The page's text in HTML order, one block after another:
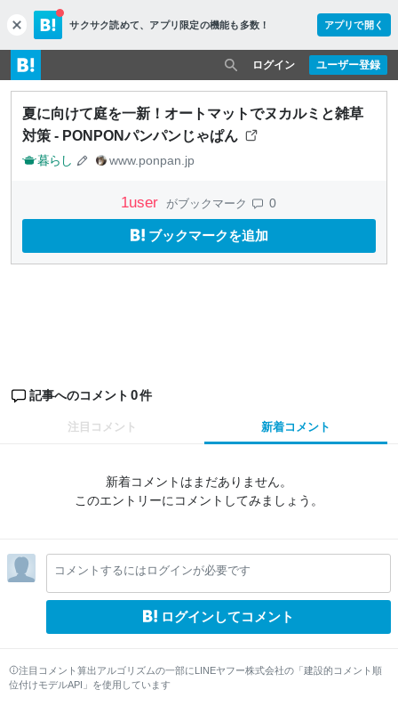
c
l
o
s
e
サクサク読めて、 アプリ限定の機能も多数！ アプリで開く
ユーザー登録
ログイン
夏に向けて庭を一新！オートマットでヌカルミと雑草
対策 - PONPONパンパンじゃぱん
暮らし www.ponpan.jp
1user がブックマーク 0
ブックマークを追加
記事へのコメント 0件
注目コメント 新着コメント
新着コメントはまだありません。
このエントリーにコメントしてみましょう。
コメントするにはログインが必要です
ログインしてコメント
注目コメント算出アルゴリズムの一部にLINEヤフー株式会社の「建設的コメント順
位付けモデルAPI」を使用しています